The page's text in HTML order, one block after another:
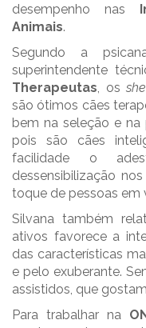
desempenho nas
Animais.
Segundo a
superintendente
Therapeutas , os
são ótimos cães
bem na seleção e na
pois são cães
facilidade o
dessensibilização
toque de pessoas em
Silvana também
ativos favorece a
das características
e pelo exuberante.
assistidos, que
Para trabalhar na